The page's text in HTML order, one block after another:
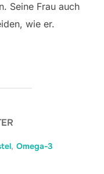
Seine Frau auch
wie er.
, Omega-3